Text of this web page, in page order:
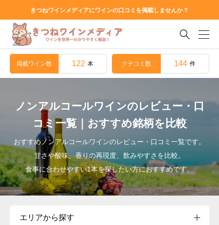
きつねワインメディアにワインの口コミを掲載しませんか？

掲載ワイン数 122 本 クチコミ数 144 件
ノンアルコールワインのレビュー・口
コミ一覧｜おすすめ銘柄を比較
おすすめノンアルコールワインのレビュー・口コミ一覧です。
甘さや酸味、香りの再現度、飲みやすさを比較。
食事に合わせやすい1本を探したい方におすすめです。